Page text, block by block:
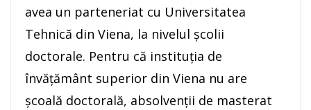
avea un parteneriat cu Universitatea
Tehnică din Viena, la nivelul școlii
doctorale. Pentru că instituția de
învățământ superior din Viena nu are
școală doctorală, absolvenții de masterat